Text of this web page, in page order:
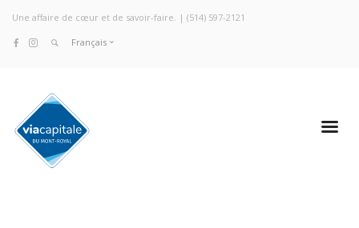
Une affaire de cœur et de savoir-faire. | (514) 597-2121
Français